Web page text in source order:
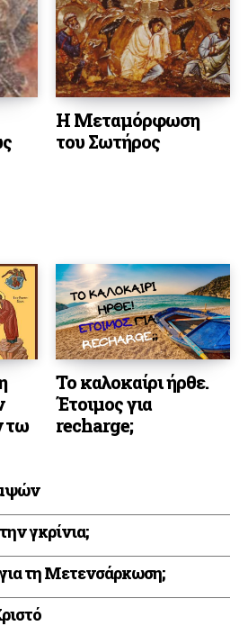
Η Μεταμόρφωση
του Σωτήρος
τω
Το καλοκαίρι ήρθε.
Έτοιμος για
recharge;
γκρίνια;
για τη Μετενσάρκωση;